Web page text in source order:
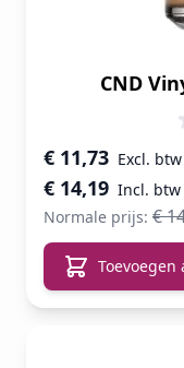
CND
Speciale prijs
€ 14,19
€ 11,73
Normale prijs: €